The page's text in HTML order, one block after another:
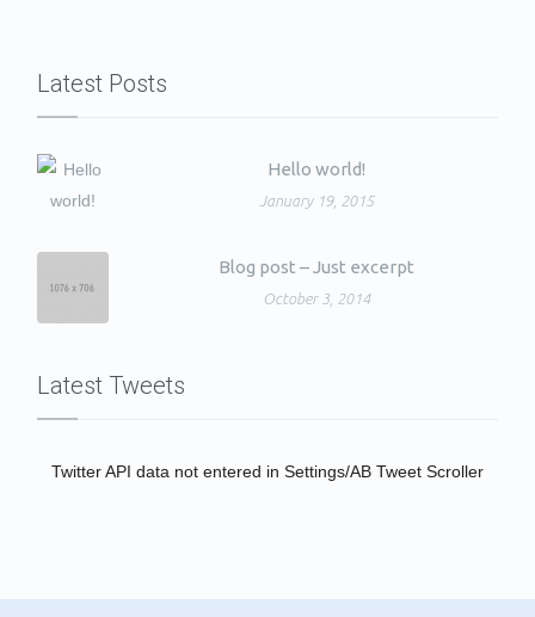
Latest Posts
Hello world!
January 19, 2015
Blog post – Just excerpt
October 3, 2014
Latest Tweets
Twitter API data not entered in Settings/AB Tweet Scroller